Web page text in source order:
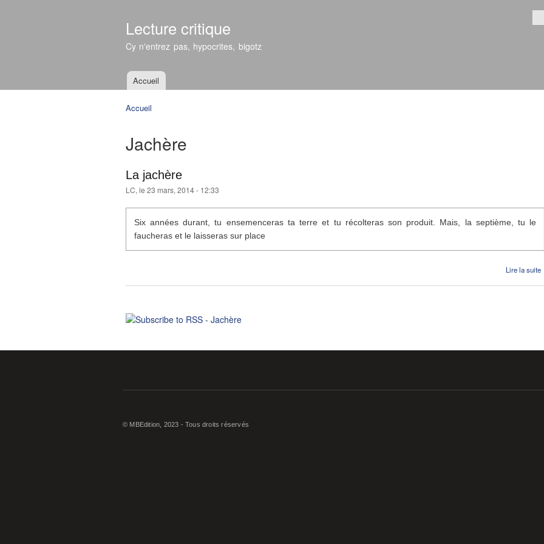
Lecture critique
Cy n'entrez pas, hypocrites, bigotz
Menu principal
Accueil
Accueil
Jachère
La jachère
LC, le 23 mars, 2014 - 12:33
Six années durant, tu ensemenceras ta terre et tu récolteras son produit. Mais, la septième, tu le
faucheras et le laisseras sur place
Lire la suite
© MBEdition, 2023 - Tous droits réservés